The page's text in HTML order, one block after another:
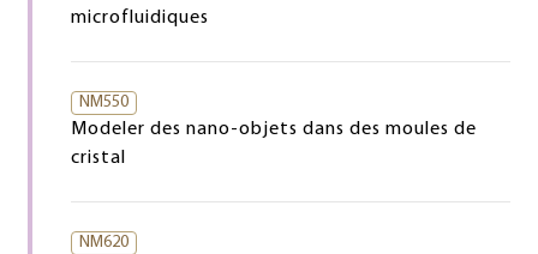
microfluidiques
NM550
Modeler des nano-objets dans des moules de
cristal
NM620